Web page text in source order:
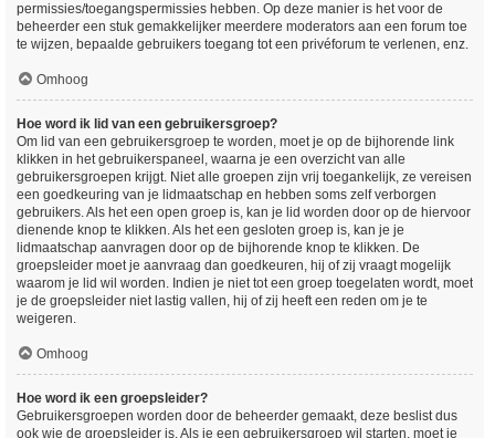
permissies/toegangspermissies hebben. Op deze manier is het voor de
beheerder een stuk gemakkelijker meerdere moderators aan een forum toe
te wijzen, bepaalde gebruikers toegang tot een privéforum te verlenen, enz.
Omhoog
Hoe word ik lid van een gebruikersgroep?
Om lid van een gebruikersgroep te worden, moet je op de bijhorende link
klikken in het gebruikerspaneel, waarna je een overzicht van alle
gebruikersgroepen krijgt. Niet alle groepen zijn vrij toegankelijk, ze vereisen
een goedkeuring van je lidmaatschap en hebben soms zelf verborgen
gebruikers. Als het een open groep is, kan je lid worden door op de hiervoor
dienende knop te klikken. Als het een gesloten groep is, kan je je
lidmaatschap aanvragen door op de bijhorende knop te klikken. De
groepsleider moet je aanvraag dan goedkeuren, hij of zij vraagt mogelijk
waarom je lid wil worden. Indien je niet tot een groep toegelaten wordt, moet
je de groepsleider niet lastig vallen, hij of zij heeft een reden om je te
weigeren.
Omhoog
Hoe word ik een groepsleider?
Gebruikersgroepen worden door de beheerder gemaakt, deze beslist dus
ook wie de groepsleider is. Als je een gebruikersgroep wil starten, moet je